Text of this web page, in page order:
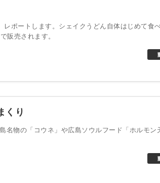
ポートします。シェイクうどん自体はじめて食
販売されます。
くり
物の「コウネ」や広島ソウルフード「ホルモン